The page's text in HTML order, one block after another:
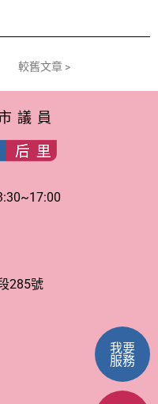
較舊文章 >
議員
285號
我要
服務